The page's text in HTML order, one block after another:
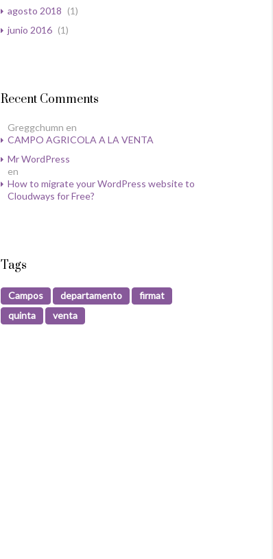
agosto 2018 (1)
junio 2016 (1)
Recent Comments
Greggchumn en
CAMPO AGRICOLA A LA VENTA
Mr WordPress
en
How to migrate your WordPress website to
Cloudways for Free?
Tags
Campos departamento
firmat
quinta
venta